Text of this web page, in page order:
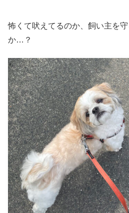
怖くて吠えてるのか、飼い主を
か…？